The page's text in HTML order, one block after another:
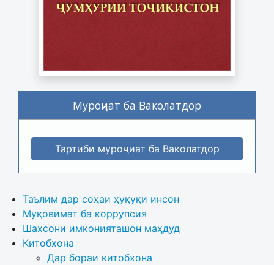
Муроҷиат ба Ваколатдор
Тартиби муроҷиат ба Ваколатдор
Таълим дар соҳаи ҳуқуқи инсон
Муқовимат ба коррупсия
Шахсони имконияташон маҳдуд
Китобхона
Дар бораи китобхона